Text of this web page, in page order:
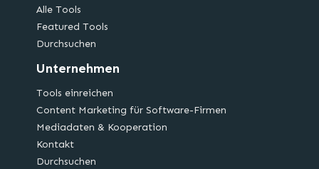
Alle Tools
Featured Tools
Durchsuchen
Unternehmen
Tools einreichen
Content Marketing für Software-Firmen
Mediadaten & Kooperation
Kontakt
Durchsuchen